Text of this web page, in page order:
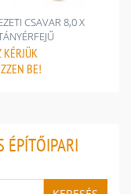
CSAVAR 8,0 X
KÉRJÜK
BE!
ÉPÍTŐIPARI